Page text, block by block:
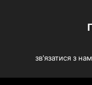
зв'язатися з